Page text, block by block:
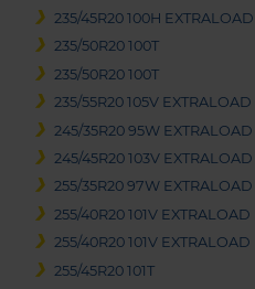
235/45R20 100H EXTRALOAD
235/50R20 100T
235/50R20 100T
235/55R20 105V EXTRALOAD
245/35R20 95W EXTRALOAD
245/45R20 103V EXTRALOAD
255/35R20 97W EXTRALOAD
255/40R20 101V EXTRALOAD
255/40R20 101V EXTRALOAD
255/45R20 101T